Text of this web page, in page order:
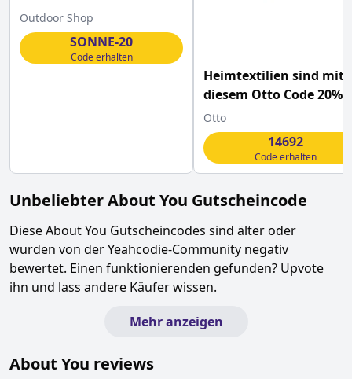
Outdoor Shop
SONNE-20
Code erhalten
Heimtextilien sind mit
diesem Otto Code 20%
günstiger
Otto
14692
Code erhalten
UnbeliebterAbout You Gutscheincode
DieseAbout You Gutscheincodes sind älter oder
wurden von der Yeahcodie-Community negativ
bewertet. Einen funktionierenden gefunden? Upvote
ihn und lass andere Käufer wissen.
Mehr anzeigen
About You reviews